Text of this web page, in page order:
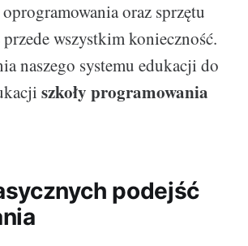
oraz sprzętu
wszystkim konieczność.
naszego systemu edukacji do
szkoły programowania
podejść